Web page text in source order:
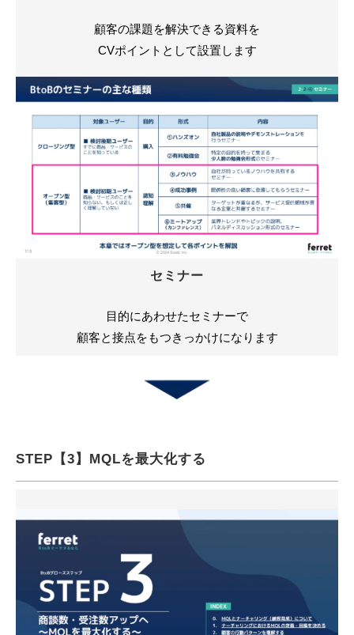
顧客の課題を解決できる資料を
CVポイントとして設置します
セミナー
目的にあわせたセミナーで
顧客と接点をもつきっかけになります
STEP【3】MQLを最大化する